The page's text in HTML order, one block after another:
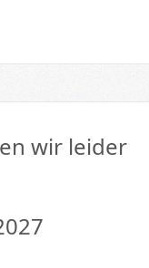
wir leider